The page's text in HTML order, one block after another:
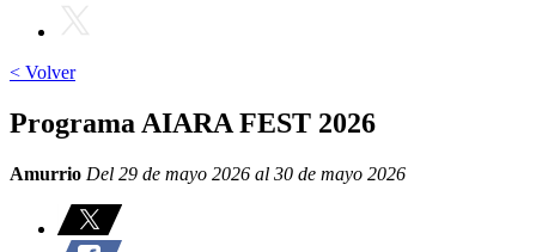
< Volver
Programa AIARA FEST 2026
Amurrio Del 29 de mayo 2026 al 30 de mayo 2026